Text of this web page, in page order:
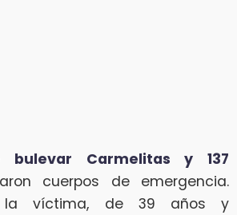
bulevar Carmelitas y 137
cuerpos de emergencia.
la víctima, de 39 años y